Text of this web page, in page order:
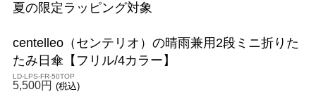
夏の限定ラッピング対象
centelleo（センテリオ）の晴雨兼用2段ミニ折りた
たみ日傘【フリル/4カラー】
LD-LPS-FR-50TOP
5,500円 (税込)